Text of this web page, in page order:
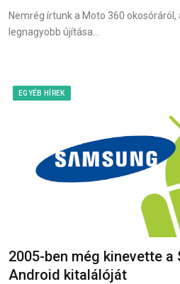
Nemrég írtunk a Moto 360 okosóráról,
legnagyobb újítása…
EGYÉB HÍREK
2005-ben még kinevette a
Android kitalálóját